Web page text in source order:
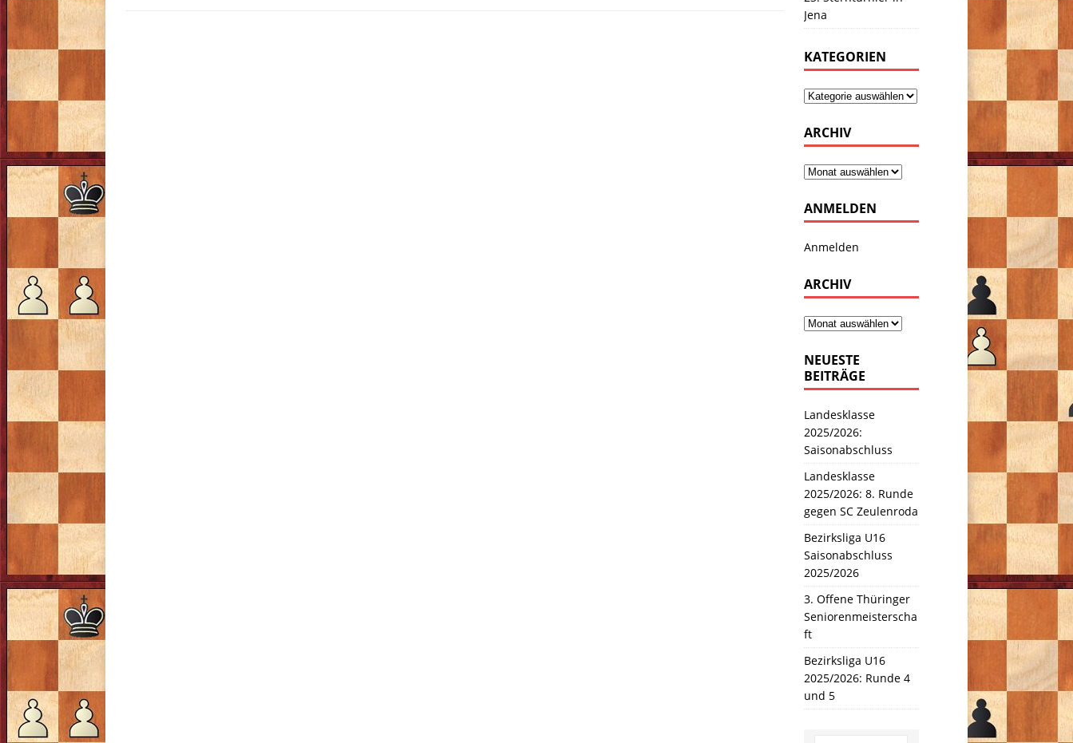
Jena
KATEGORIEN
ARCHIV
ANMELDEN
Anmelden
ARCHIV
NEUESTE
BEITRÄGE
Landesklasse
2025/2026:
Saisonabschluss
Landesklasse
2025/2026: 8. Runde
gegen SC Zeulenroda
Bezirksliga U16
Saisonabschluss
2025/2026
3. Offene Thüringer
Seniorenmeisterscha
ft
Bezirksliga U16
2025/2026: Runde 4
und 5